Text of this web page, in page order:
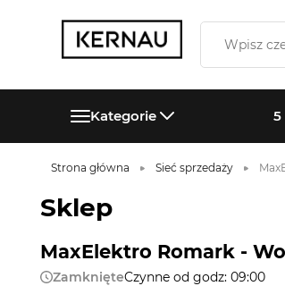
Kategorie 5
Strona główna Sieć sprzedaży
Sklep
MaxElektro Romark -
ZamknięteCzynne od godz: 09:00